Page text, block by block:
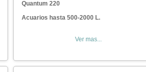
Quantum 220
Acuarios hasta 500-2000 L.
Ver mas...